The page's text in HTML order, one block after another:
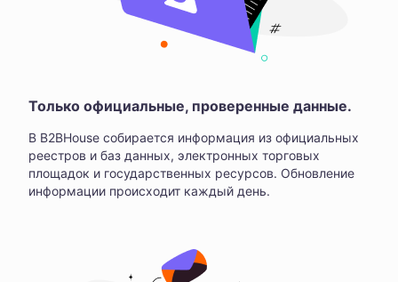
Только официальные, проверенные данные.
В B2BHouse собирается информация из официальных
реестров и баз данных, электронных торговых
площадок и государственных ресурсов. Обновление
информации происходит каждый день.